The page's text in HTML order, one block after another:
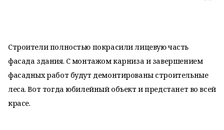
Строители полностью покрасили лицевую часть
фасада здания. С монтажом карниза и завершением
фасадных работ будут демонтированы строительные
леса. Вот тогда юбилейный объект и предстанет во всей
красе.